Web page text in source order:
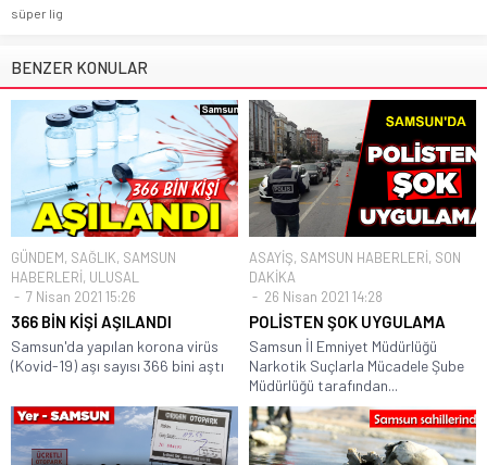
süper lig
BENZER KONULAR
GÜNDEM, SAĞLIK, SAMSUN
HABERLERİ, ULUSAL
7 Nisan 2021 15:26
366 BİN KİŞİ AŞILANDI
Samsun'da yapılan korona virüs
(Kovid-19) aşı sayısı 366 bini aştı
ASAYİŞ, SAMSUN HABERLERİ, SON
DAKİKA
26 Nisan 2021 14:28
POLİSTEN ŞOK UYGULAMA
Samsun İl Emniyet Müdürlüğü
Narkotik Suçlarla Mücadele Şube
Müdürlüğü tarafından...